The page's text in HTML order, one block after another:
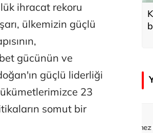
ihracat rekoru
ülkemizin güçlü
gücünün ve
güçlü liderliği
23
somut bir
Özay Şendir